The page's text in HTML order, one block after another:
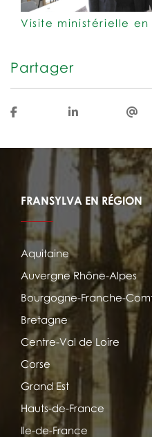
Visite ministérielle en
Partager
FRANSYLVA EN RÉGION
Aquitaine
Auvergne Rhône-Alpes
Bourgogne-Franche-
Bretagne
Centre-Val de Loire
Corse
Grand Est
Hauts-de-France
Ile-de-France